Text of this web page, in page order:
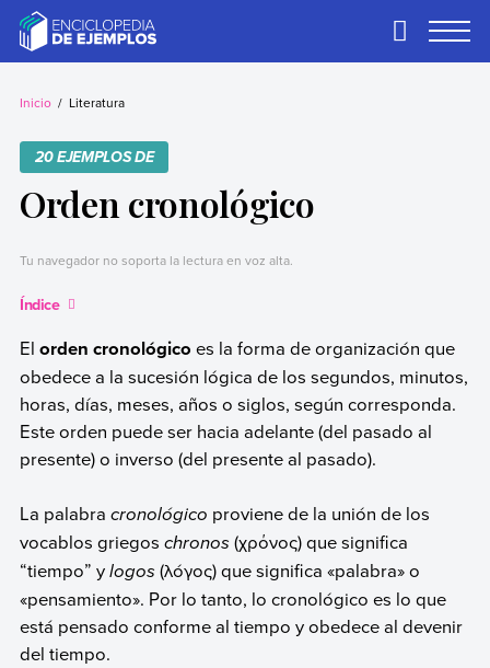
contentEjemplos
Necesitas ejemplos.
Primary
Inicio Literatura
20 EJEMPLOS DE
Orden cronológico
Tu navegador no soporta la lectura en voz alta.
Índice
El orden cronológico es la forma de organización que
obedece a la sucesión lógica de los segundos, minutos,
horas, días, meses, años o siglos, según corresponda.
Este orden puede ser hacia adelante (del pasado al
presente) o inverso (del presente al pasado).
La palabra cronológico proviene de la unión de los
vocablos griegos chronos (χρόνος) que significa
“tiempo” ylogos (λóγος) que significa «palabra» o
«pensamiento». Por lo tanto, lo cronológico es lo que
está pensado conforme al tiempo y obedece al devenir
del tiempo.